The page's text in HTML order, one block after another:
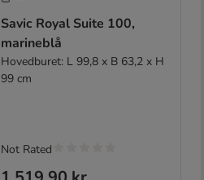
Savic Royal Suite 100,
marineblå
Hovedburet: L 99,8 x B 63,2 x H
99 cm
Not Rated